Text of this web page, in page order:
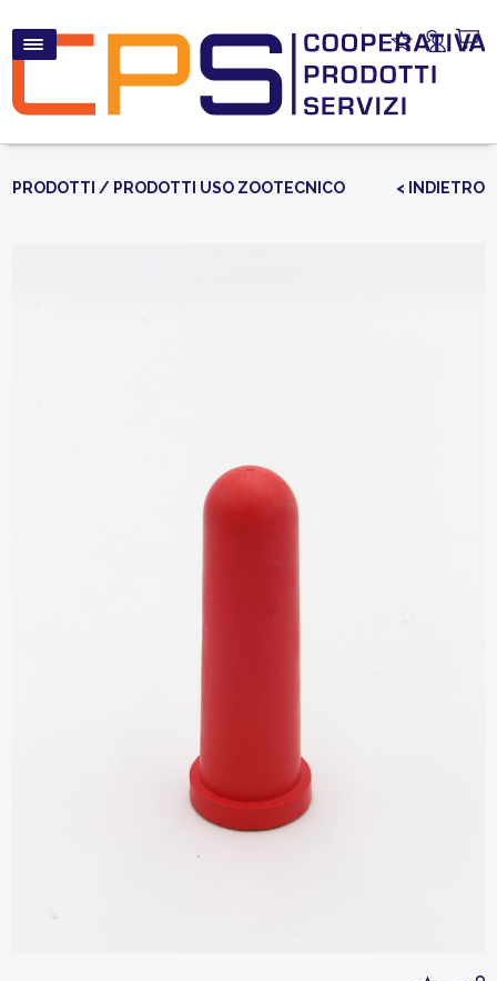
PRODOTTI / PRODOTTI USO ZOOTECNICO < INDIETRO